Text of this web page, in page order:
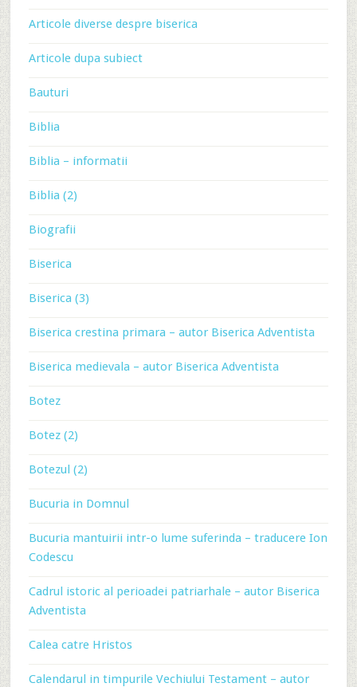
Articole diverse despre biserica
Articole dupa subiect
Bauturi
Biblia
Biblia – informatii
Biblia (2)
Biografii
Biserica
Biserica (3)
Biserica crestina primara – autor Biserica Adventista
Biserica medievala – autor Biserica Adventista
Botez
Botez (2)
Botezul (2)
Bucuria in Domnul
Bucuria mantuirii intr-o lume suferinda – traducere Ion
Codescu
Cadrul istoric al perioadei patriarhale – autor Biserica
Adventista
Calea catre Hristos
Calendarul in timpurile Vechiului Testament – autor